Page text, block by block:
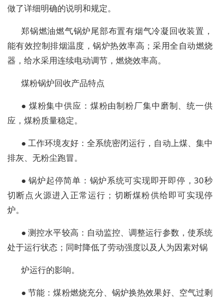
做了详细明确的说明和规定。
郑锅燃油燃气锅炉尾部布置有烟气冷凝回收装置，
能有效控制排烟温度，锅炉热效率高；采用全自动燃烧
器，给水采用连续电动调节，燃烧效率高。
煤粉锅炉回收产品特点
● 煤粉集中供应：煤粉由制粉厂集中磨制、统一供
应，煤粉质量稳定。
● 工作环境友好：全系统密闭运行，自动上煤、集中
排灰、无粉尘跑冒。
● 锅炉起停简单：锅炉系统可实现即开即停，30秒
切断点火源进入正常运行；切断煤粉供给即可实现停
炉。
● 测控水平较高：自动监控、调整运行参数，使系统
处于运行状态；同时降低了劳动强度以及人为因素对锅
炉运行的影响。
● 节能：煤粉燃烧充分、锅炉换热效果好、空气过剩